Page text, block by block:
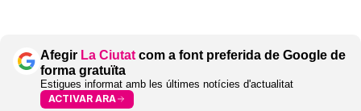
Afegir La Ciutat com a font preferida de Google de
forma gratuïta
Estigues informat amb les últimes notícies d'actualitat
ACTIVAR ARA